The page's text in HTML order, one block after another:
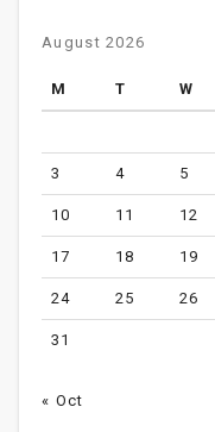
August 2026
M T W
3 4 5
10 11 12
17 18 19
24 25 26
31
« Oct